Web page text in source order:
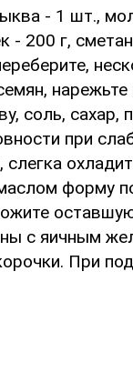
- 1 шт.,
- 200 г,
соль,
при
форму
с яичным
При